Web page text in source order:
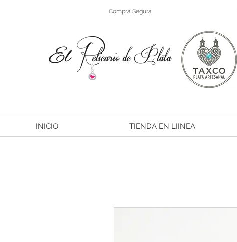
Compra Segura
INICIO TIENDA EN LIINEA